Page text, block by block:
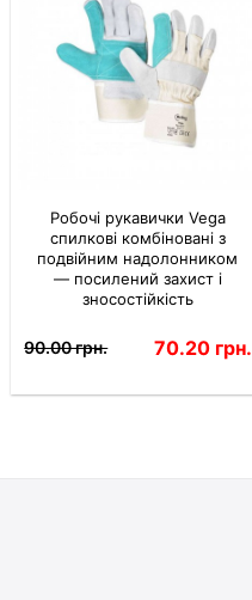
Робочі рукавички Vega
спилкові комбіновані з
подвійним надолонником
— посилений захист і
зносостійкість
70.20 грн.
90.00 грн.